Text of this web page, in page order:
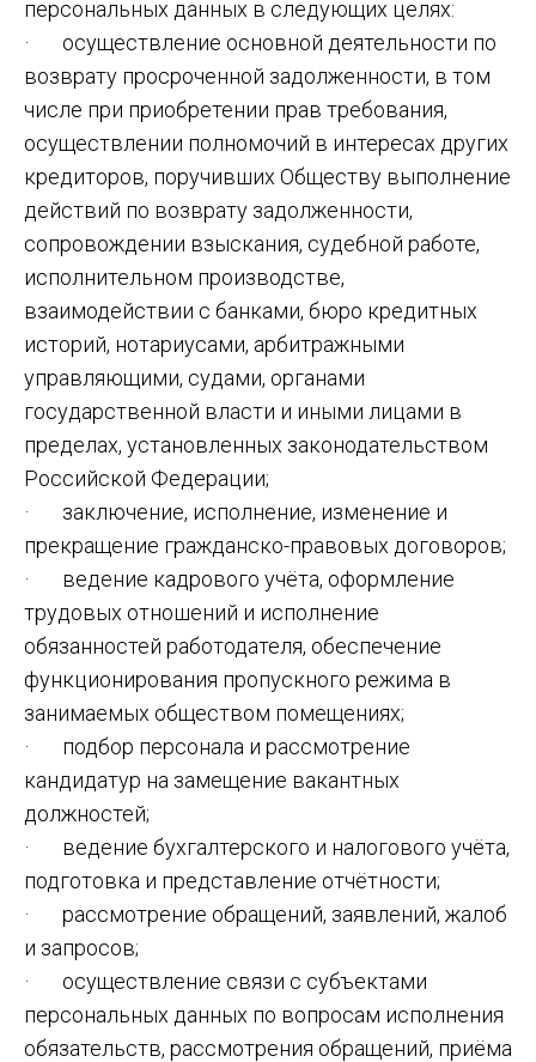
персональных данных в следующих целях:
· осуществление основной деятельности по
возврату просроченной задолженности, в том
числе при приобретении прав требования,
осуществлении полномочий в интересах других
кредиторов, поручивших Обществу выполнение
действий по возврату задолженности,
сопровождении взыскания, судебной работе,
исполнительном производстве,
взаимодействии с банками, бюро кредитных
историй, нотариусами, арбитражными
управляющими, судами, органами
государственной власти и иными лицами в
пределах, установленных законодательством
Российской Федерации;
· заключение, исполнение, изменение и
прекращение гражданско-правовых договоров;
· ведение кадрового учёта, оформление
трудовых отношений и исполнение
обязанностей работодателя, обеспечение
функционирования пропускного режима в
занимаемых обществом помещениях;
· подбор персонала и рассмотрение
кандидатур на замещение вакантных
должностей;
· ведение бухгалтерского и налогового учёта,
подготовка и представление отчётности;
· рассмотрение обращений, заявлений, жалоб
и запросов;
· осуществление связи с субъектами
персональных данных по вопросам исполнения
обязательств, рассмотрения обращений, приёма